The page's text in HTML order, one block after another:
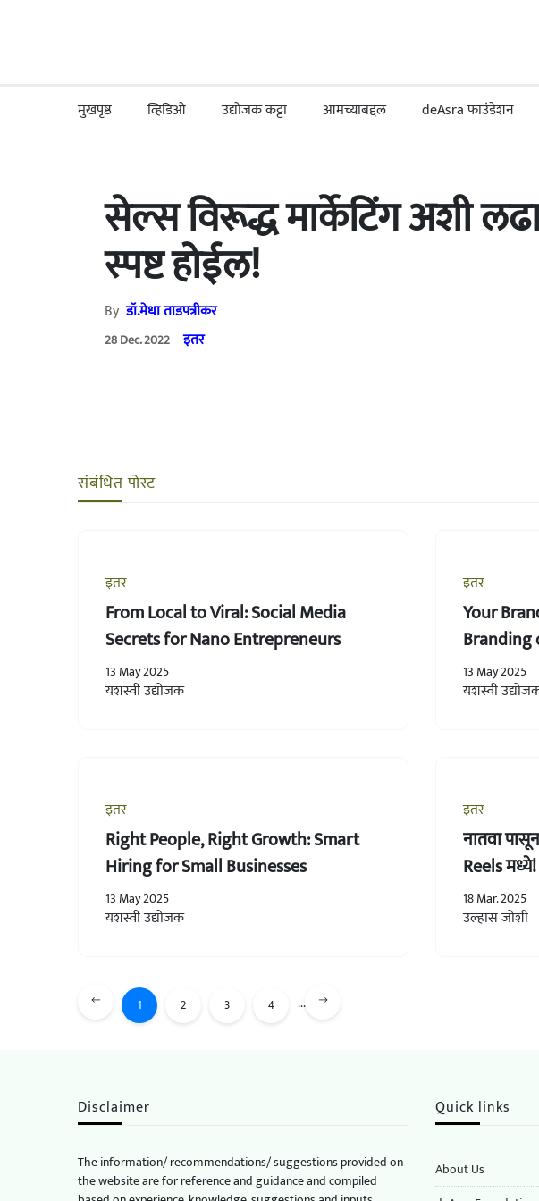
मुखपृष्ठ व्हिडिओ उद्योजक कट्टा आमच्याबद्दल deAsra फाउंडेशन
सेल्स विरूद्ध मार्केटिंग अशी
स्पष्ट होईल!
Byडॉ.मेधा ताडपत्रीकर
28 Dec. 2022 इतर
संबंधित पोस्ट
इतर
From Local to Viral: Social Media
Secrets for Nano Entrepreneurs
13 May 2025
यशस्वी उद्योजक
इतर
Your
Branding
13 May 2025
यशस्वी
इतर
Right People, Right Growth: Smart
Hiring for Small Businesses
13 May 2025
यशस्वी उद्योजक
इतर
नातवा
Reels मध्ये!
18 Mar. 2025
उल्हास जोशी
1 2 3 4 ...
Disclaimer
The information/ recommendations/ suggestions provided on
the website are for reference and guidance and compiled
Quick links
About Us